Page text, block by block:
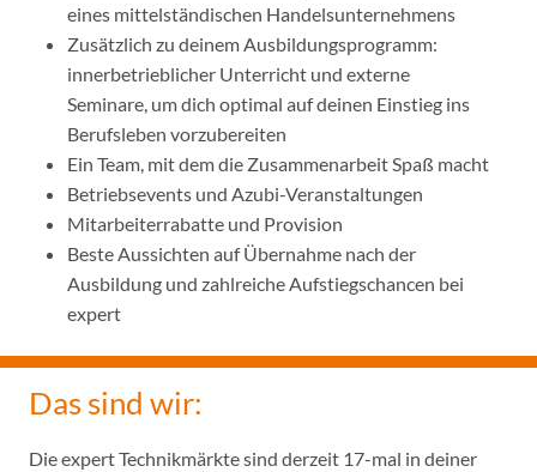
eines mittelständischen Handelsunternehmens
Zusätzlich zu deinem Ausbildungsprogramm:
innerbetrieblicher Unterricht und externe
Seminare, um dich optimal auf deinen Einstieg ins
Berufsleben vorzubereiten
Ein Team, mit dem die Zusammenarbeit Spaß macht
Betriebsevents und Azubi-Veranstaltungen
Mitarbeiterrabatte und Provision
Beste Aussichten auf Übernahme nach der
Ausbildung und zahlreiche Aufstiegschancen bei
expert
Das sind wir:
Die expert Technikmärkte sind derzeit 17-mal in deiner